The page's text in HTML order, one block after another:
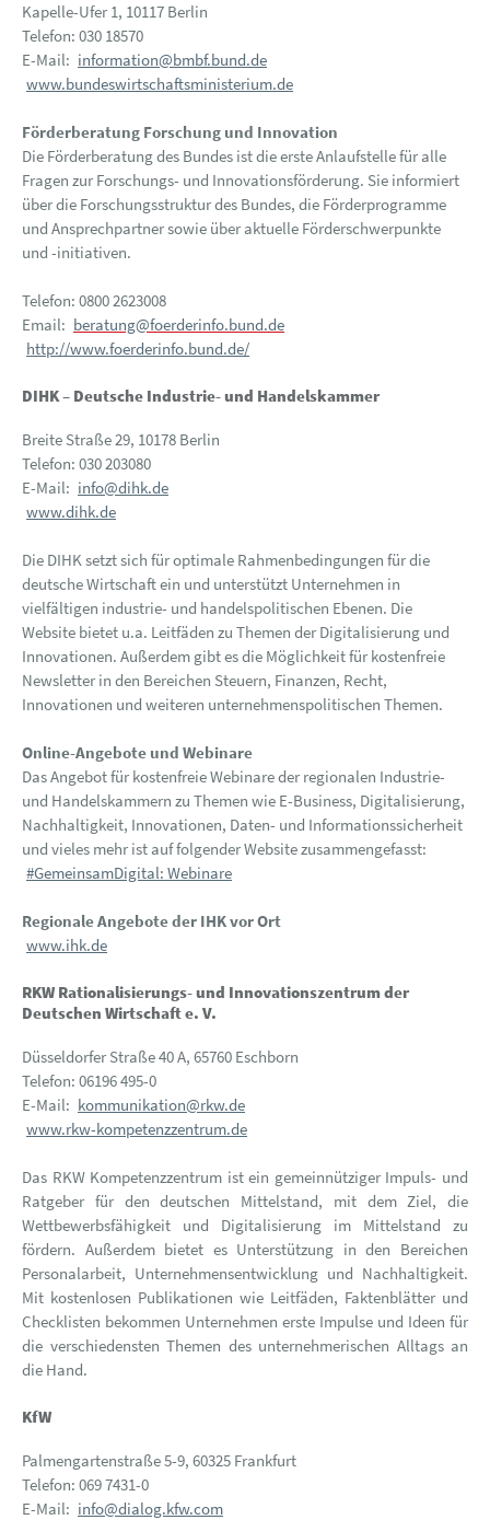
Kapelle-Ufer 1, 10117 Berlin
Telefon: 030 18570
E-Mail: information@bmbf.bund.de
www.bundeswirtschaftsministerium.de
Förderberatung Forschung und Innovation
Die Förderberatung des Bundes ist die erste Anlaufstelle für alle
Fragen zur Forschungs- und Innovationsförderung. Sie informiert
über die Forschungsstruktur des Bundes, die Förderprogramme
und Ansprechpartner sowie über aktuelle Förderschwerpunkte
und -initiativen.
Telefon: 0800 2623008
Email: beratung@foerderinfo.bund.de
http://www.foerderinfo.bund.de/
DIHK – Deutsche Industrie- und Handelskammer
Breite Straße 29, 10178 Berlin
Telefon: 030 203080
E-Mail: info@dihk.de
www.dihk.de
Die DIHK setzt sich für optimale Rahmenbedingungen für die
deutsche Wirtschaft ein und unterstützt Unternehmen in
vielfältigen industrie- und handelspolitischen Ebenen. Die
Website bietet u.a. Leitfäden zu Themen der Digitalisierung und
Innovationen. Außerdem gibt es die Möglichkeit für kostenfreie
Newsletter in den Bereichen Steuern, Finanzen, Recht,
Innovationen und weiteren unternehmenspolitischen Themen.
Online-Angebote und Webinare
Das Angebot für kostenfreie Webinare der regionalen Industrie-
und Handelskammern zu Themen wie E-Business, Digitalisierung,
Nachhaltigkeit, Innovationen, Daten- und Informationssicherheit
und vieles mehr ist auf folgender Website zusammengefasst:
#GemeinsamDigital: Webinare
Regionale Angebote der IHK vor Ort
www.ihk.de
RKW Rationalisierungs- und Innovationszentrum der
Deutschen Wirtschaft e. V.
Düsseldorfer Straße 40 A, 65760 Eschborn
Telefon: 06196 495-0
E-Mail: kommunikation@rkw.de
www.rkw-kompetenzzentrum.de
Das RKW Kompetenzzentrum ist ein gemeinnütziger Impuls- und
Ratgeber für den deutschen Mittelstand, mit dem Ziel, die
Wettbewerbsfähigkeit und Digitalisierung im Mittelstand zu
fördern. Außerdem bietet es Unterstützung in den Bereichen
Personalarbeit, Unternehmensentwicklung und Nachhaltigkeit.
Mit kostenlosen Publikationen wie Leitfäden, Faktenblätter und
Checklisten bekommen Unternehmen erste Impulse und Ideen für
die verschiedensten Themen des unternehmerischen Alltags an
die Hand.
KfW
Palmengartenstraße 5-9, 60325 Frankfurt
Telefon: 069 7431-0
E-Mail: info@dialog.kfw.com